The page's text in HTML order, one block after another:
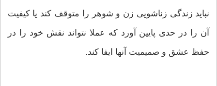
نباید زندگی زناشویی زن و شوهر را متوقف کند یا کیفیت
آن را در حدی پایین آورد که عملا نتواند نقش خود را در
حفظ عشق و صمیمیت آنها ایفا کند.